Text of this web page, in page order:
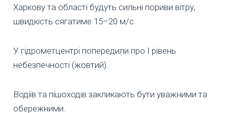
Харкову та області будуть сильні пориви вітру,
швидкість сягатиме 15–20 м/c.
У гідрометцентрі попередили про I рівень
небезпечності (жовтий).
Водіїв та пішоходів закликають бути уважними та
обережними.